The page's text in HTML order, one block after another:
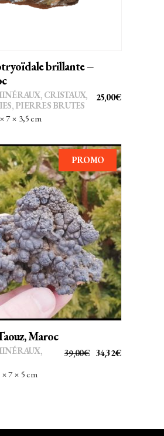
brillante –
25,00€
CRISTAUX,
PIERRES BRUTES
7 × 3,5 cm
PROMO
AU PANIER
Maroc
39,00€ LE
34,32€LE
7 × 5 cm